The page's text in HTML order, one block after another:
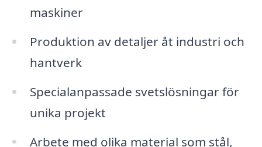
maskiner
Produktion av detaljer åt industri och
hantverk
Specialanpassade svetslösningar för
unika projekt
Arbete med olika material som stål,